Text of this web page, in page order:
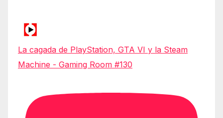
La cagada de PlayStation, GTA VI y la Steam
Machine - Gaming Room #130